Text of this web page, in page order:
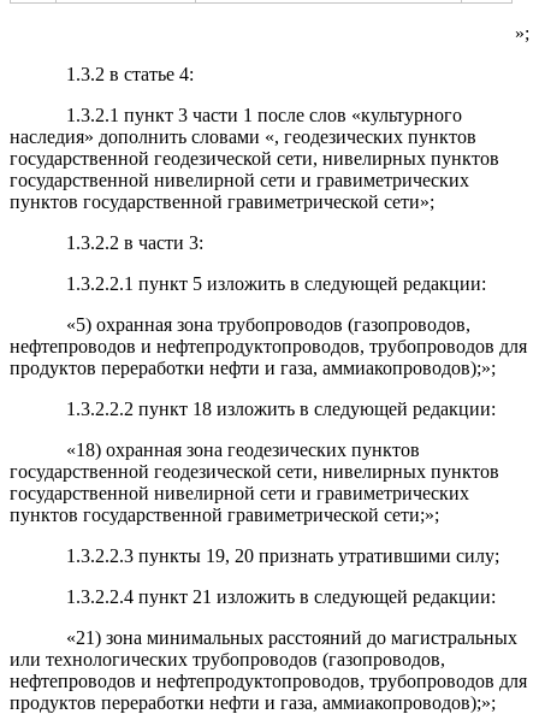
»;
1.3.2 в статье 4:
1.3.2.1 пункт 3 части 1 после слов «культурного
наследия» дополнить словами «, геодезических пунктов
государственной геодезической сети, нивелирных пунктов
государственной нивелирной сети и гравиметрических
пунктов государственной гравиметрической сети»;
1.3.2.2 в части 3:
1.3.2.2.1 пункт 5 изложить в следующей редакции:
«5) охранная зона трубопроводов (газопроводов,
нефтепроводов и нефтепродуктопроводов, трубопроводов для
продуктов переработки нефти и газа, аммиакопроводов);»;
1.3.2.2.2 пункт 18 изложить в следующей редакции:
«18) охранная зона геодезических пунктов
государственной геодезической сети, нивелирных пунктов
государственной нивелирной сети и гравиметрических
пунктов государственной гравиметрической сети;»;
1.3.2.2.3 пункты 19, 20 признать утратившими силу;
1.3.2.2.4 пункт 21 изложить в следующей редакции:
«21) зона минимальных расстояний до магистральных
или технологических трубопроводов (газопроводов,
нефтепроводов и нефтепродуктопроводов, трубопроводов для
продуктов переработки нефти и газа, аммиакопроводов);»;